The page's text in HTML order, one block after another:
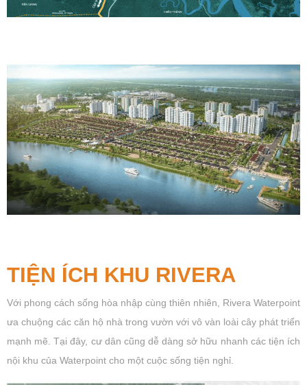
TIỆN ÍCH KHU RIVERA
Với phong cách sống hòa nhập cùng thiên nhiên, Rivera Waterpoint
ưa chuộng các căn hộ nhà trong vườn với vô vàn loài cây phát triển
mạnh mẽ. Tại đây, cư dân cũng dễ dàng sở hữu nhanh các tiện ích
nội khu của Waterpoint cho một cuộc sống tiện nghỉ.